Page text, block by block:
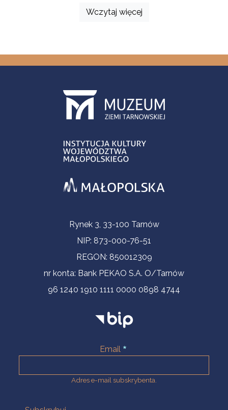
Wczytaj więcej
Informacje kontaktoweRynek 3, 33-100 Tarnów
NIP: 873-000-76-51
REGON: 850012309
nr konta: Bank PEKAO S.A. O/Tarnów
96 1240 1910 1111 0000 0898 4744
Email
Adres e-mail subskrybenta.